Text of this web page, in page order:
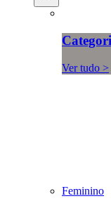
Ver tudo >
Feminino